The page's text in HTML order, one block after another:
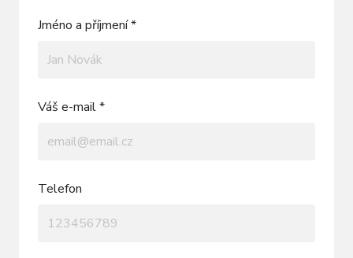
Jméno a příjmení *
Váš e-mail *
Telefon